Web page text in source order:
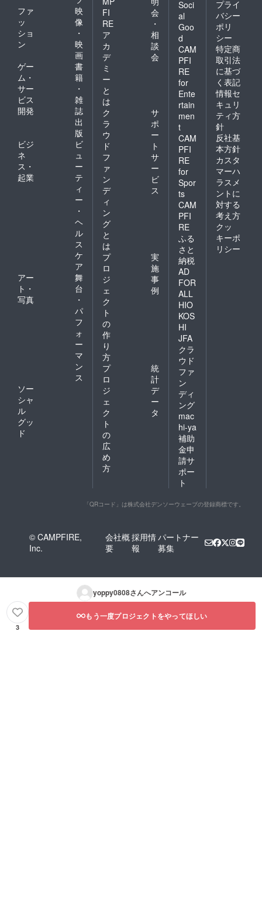
ファ
ッ
ショ
ン
映
像
・
映
画
ゲー
ム・
サー
ビス
開発
書
籍
・
雑
誌
出
版
ビジ
ネ
ス・
起業
ビ
ュ
ー
テ
ィ
ー
・
ヘ
ル
ス
ケ
ア
アー
ト・
写真
舞
台
・
パ
フ
ォ
ー
マ
ン
ス
ソー
シャ
ル
グッ
ド
FI
RE
ア
カ
デ
ミ
ー
と
は
会
・
相
談
会
ク
ラ
ウ
ド
フ
ァ
ン
デ
ィ
ン
グ
と
は
サ
ポ
ー
ト
サ
ー
ビ
ス
プ
ロ
ジ
ェ
ク
ト
の
作
り
方
実
施
事
例
プ
ロ
ジ
ェ
ク
ト
の
広
め
方
統
計
デ
ー
タ
Soci
al
Goo
d
CAM
PFI
RE
for
Ente
rtain
men
t
CAM
PFI
RE
for
Spor
ts
CAM
PFI
RE
ふる
さと
納税
AD
FOR
ALL
HIO
KOS
HI
JFA
クラ
ウド
ファ
ン
ディ
ング
mac
hi-ya
補助
金申
請サ
ポー
ト
プライ
バシー
ポリ
シー
特定商
取引法
に基づ
く表記
情報セ
キュリ
ティ方
針
反社基
本方針
カスタ
マーハ
ラスメ
ントに
対する
考え方
クッ
キーポ
リシー
「QRコード」は株式会社デンソーウェーブの登録商標です。
© CAMPFIRE,
Inc.
会社概
要
採用情
報
パートナー
募集
yoppy0808さんへアンコール
3
もう一度プロジェクトをやってほしい